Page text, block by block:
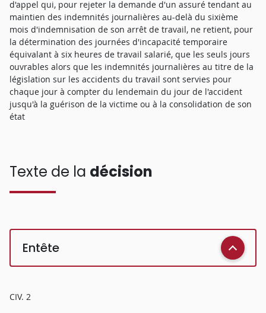
d'appel qui, pour rejeter la demande d'un assuré tendant au
maintien des indemnités journalières au-delà du sixième
mois d'indemnisation de son arrêt de travail, ne retient, pour
la détermination des journées d'incapacité temporaire
équivalant à six heures de travail salarié, que les seuls jours
ouvrables alors que les indemnités journalières au titre de la
législation sur les accidents du travail sont servies pour
chaque jour à compter du lendemain du jour de l'accident
jusqu'à la guérison de la victime ou à la consolidation de son
état
Texte de la décision
Entête
CIV. 2